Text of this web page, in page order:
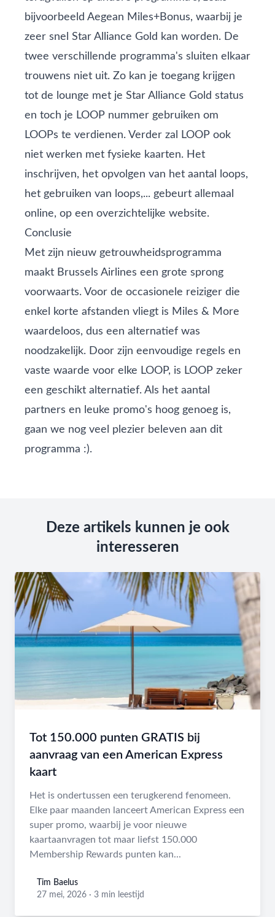
bijvoorbeeld Aegean Miles+Bonus, waarbij je
zeer snel Star Alliance Gold kan worden. De
twee verschillende programma's sluiten elkaar
trouwens niet uit. Zo kan je toegang krijgen
tot de lounge met je Star Alliance Gold status
en toch je LOOP nummer gebruiken om
LOOPs te verdienen. Verder zal LOOP ook
niet werken met fysieke kaarten. Het
inschrijven, het opvolgen van het aantal loops,
het gebruiken van loops,... gebeurt allemaal
online, op een overzichtelijke website.
Conclusie
Met zijn nieuw getrouwheidsprogramma
maakt Brussels Airlines een grote sprong
voorwaarts. Voor de occasionele reiziger die
enkel korte afstanden vliegt is Miles & More
waardeloos, dus een alternatief was
noodzakelijk. Door zijn eenvoudige regels en
vaste waarde voor elke LOOP, is LOOP zeker
een geschikt alternatief. Als het aantal
partners en leuke promo's hoog genoeg is,
gaan we nog veel plezier beleven aan dit
programma :).
Deze artikels kunnen je ook
interesseren
Tot 150.000 punten GRATIS bij
aanvraag van een American Express
kaart
Het is ondertussen een terugkerend fenomeen.
Elke paar maanden lanceert American Express een
super promo, waarbij je voor nieuwe
kaartaanvragen tot maar liefst 150.000
Membership Rewards punten kan...
Tim Baelus
Tim Baelus
27 mei, 2026 · 3 min leestijd